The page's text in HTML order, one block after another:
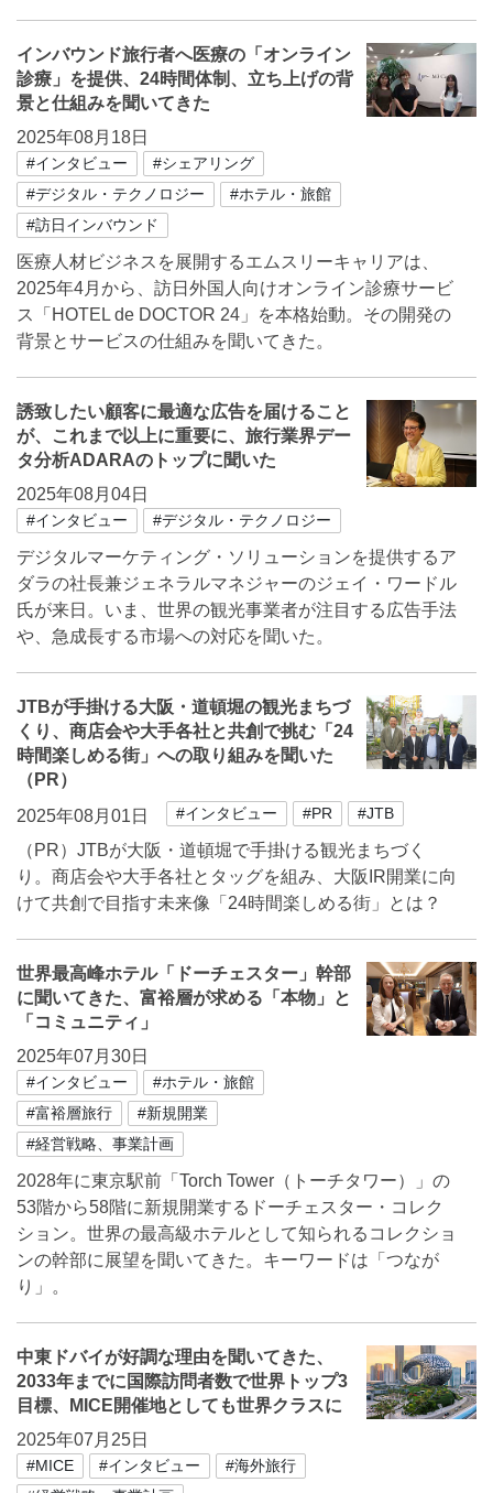
インバウンド旅行者へ医療の「オンライン
診療」を提供、24時間体制、立ち上げの背
景と仕組みを聞いてきた
2025年08月18日
#インタビュー
#シェアリング
#デジタル・テクノロジー
#ホテル・旅館
#訪日インバウンド
医療⼈材ビジネスを展開するエムスリーキャリアは、
2025年4月から、訪⽇外国⼈向けオンライン診療サービ
ス「HOTEL de DOCTOR 24」を本格始動。その開発の
背景とサービスの仕組みを聞いてきた。
誘致したい顧客に最適な広告を届けること
が、これまで以上に重要に、旅行業界デー
タ分析ADARAのトップに聞いた
2025年08月04日
#インタビュー #デジタル・テクノロジー
デジタルマーケティング・ソリューションを提供するア
ダラの社長兼ジェネラルマネジャーのジェイ・ワードル
氏が来日。いま、世界の観光事業者が注目する広告手法
や、急成長する市場への対応を聞いた。
JTBが手掛ける大阪・道頓堀の観光まちづ
くり、商店会や大手各社と共創で挑む「24
時間楽しめる街」への取り組みを聞いた
（PR）
2025年08月01日
#インタビュー #PR #JTB
（PR）JTBが大阪・道頓堀で手掛ける観光まちづく
り。商店会や大手各社とタッグを組み、大阪IR開業に向
けて共創で目指す未来像「24時間楽しめる街」とは？
世界最高峰ホテル「ドーチェスター」幹部
に聞いてきた、富裕層が求める「本物」と
「コミュニティ」
2025年07月30日
#インタビュー
#ホテル・旅館
#富裕層旅行
#新規開業
#経営戦略、事業計画
2028年に東京駅前「Torch Tower（トーチタワー）」の
53階から58階に新規開業するドーチェスター・コレク
ション。世界の最高級ホテルとして知られるコレクショ
ンの幹部に展望を聞いてきた。キーワードは「つなが
り」。
中東ドバイが好調な理由を聞いてきた、
2033年までに国際訪問者数で世界トップ3
目標、MICE開催地としても世界クラスに
2025年07月25日
#MICE #インタビュー
#海外旅行